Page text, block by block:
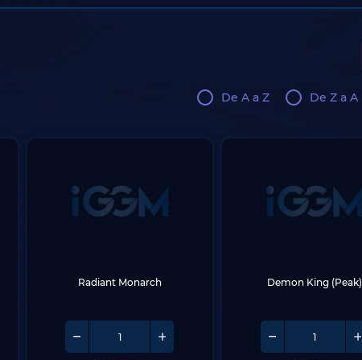
De A a Z De Z a A
Radiant Monarch Demon King (Peak)